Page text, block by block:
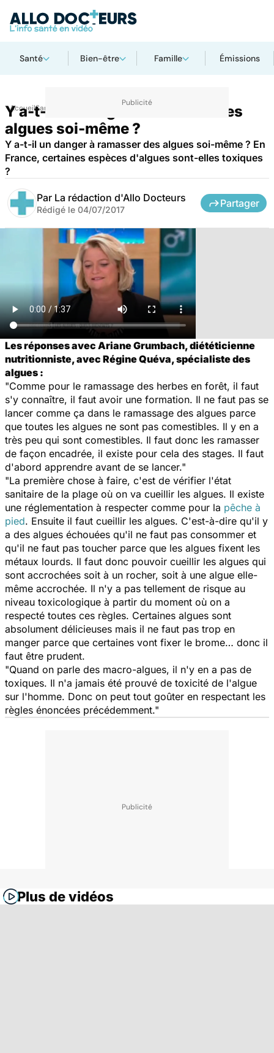
Santé Bien-être Famille Émissions
AccueilSanté
Y a-t-il un danger à ramasser des
algues soi-même ?
Y a-t-il un danger à ramasser des algues soi-même ? En
France, certaines espèces d'algues sont-elles toxiques
?
Par La rédaction d'Allo Docteurs
Rédigé le 04/07/2017
Partager
Les réponses avec Ariane Grumbach, diététicienne
nutritionniste, avec Régine Quéva, spécialiste des
algues :
"Comme pour le ramassage des herbes en forêt, il faut
s'y connaître, il faut avoir une formation. Il ne faut pas se
lancer comme ça dans le ramassage des algues parce
que toutes les algues ne sont pas comestibles. Il y en a
très peu qui sont comestibles. Il faut donc les ramasser
de façon encadrée, il existe pour cela des stages. Il faut
d'abord apprendre avant de se lancer."
"La première chose à faire, c'est de vérifier l'état
sanitaire de la plage où on va cueillir les algues. Il existe
une réglementation à respecter comme pour la pêche à
pied. Ensuite il faut cueillir les algues. C'est-à-dire qu'il y
a des algues échouées qu'il ne faut pas consommer et
qu'il ne faut pas toucher parce que les algues fixent les
métaux lourds. Il faut donc pouvoir cueillir les algues qui
sont accrochées soit à un rocher, soit à une algue elle-
même accrochée. Il n'y a pas tellement de risque au
niveau toxicologique à partir du moment où on a
respecté toutes ces règles. Certaines algues sont
absolument délicieuses mais il ne faut pas trop en
manger parce que certaines vont fixer le brome… donc il
faut être prudent.
"Quand on parle des macro-algues, il n'y en a pas de
toxiques. Il n'a jamais été prouvé de toxicité de l'algue
sur l'homme. Donc on peut tout goûter en respectant les
règles énoncées précédemment."
Plus de vidéos